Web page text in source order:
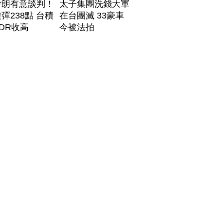
有意談判！
238點 台積
收高
太子集團洗錢大軍
在台團滅 33豪車
今被法拍